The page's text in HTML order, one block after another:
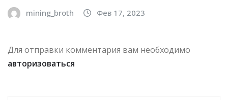
mining_broth Фев 17, 2023
Для отправки комментария вам необходимо
авторизоваться